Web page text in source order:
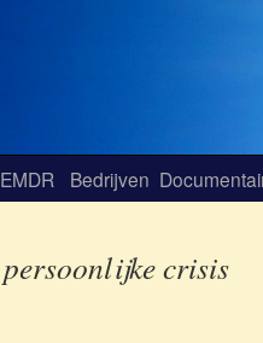
EMDR Bedrijven
persoonlijke crisis